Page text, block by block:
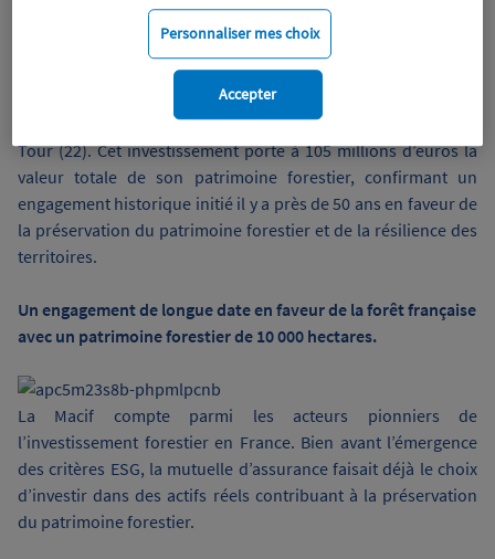
Wiztrust
Fidèle à sa stratégie d’investissement durable et tournée vers
le bien commun, la Macif renforce son ancrage dans la forêt
française avec l'acquisition d'un nouveau massif à Yvignac-la-
Tour (22). Cet investissement porte à 105 millions d’euros la
valeur totale de son patrimoine forestier, confirmant un
engagement historique initié il y a près de 50 ans en faveur de
la préservation du patrimoine forestier et de la résilience des
territoires.
Un engagement de longue date en faveur de la forêt française
avec un patrimoine forestier de 10 000 hectares.
La Macif compte parmi les acteurs pionniers de
l’investissement forestier en France. Bien avant l’émergence
des critères ESG, la mutuelle d’assurance faisait déjà le choix
d’investir dans des actifs réels contribuant à la préservation
du patrimoine forestier.
Personnaliser mes choix
Accepter